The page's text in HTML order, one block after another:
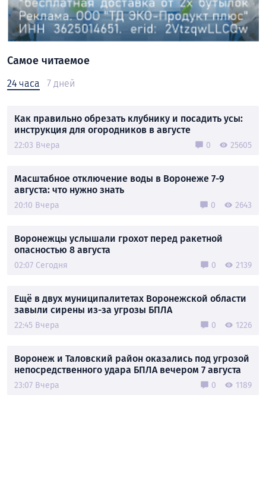
Самое читаемое
24 часа 7 дней
Как правильно обрезать клубнику и посадить усы:
инструкция для огородников в августе
22:03 Вчера 0 25605
Масштабное отключение воды в Воронеже 7-9
августа: что нужно знать
20:10 Вчера 0 2643
Воронежцы услышали грохот перед ракетной
опасностью 8 августа
02:07 Сегодня 0 2139
Ещё в двух муниципалитетах Воронежской области
завыли сирены из-за угрозы БПЛА
22:45 Вчера 0 1226
Воронеж и Таловский район оказались под угрозой
непосредственного удара БПЛА вечером 7 августа
23:07 Вчера 0 1189